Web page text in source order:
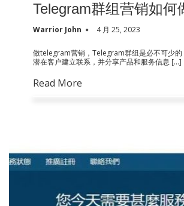
Telegram群组营销如何
Warrior John 4 月 25, 2023
做telegram营销，Telegram群组是必不可少的
潜在客户建立联系，并分享产品和服务信息 […]
Read More